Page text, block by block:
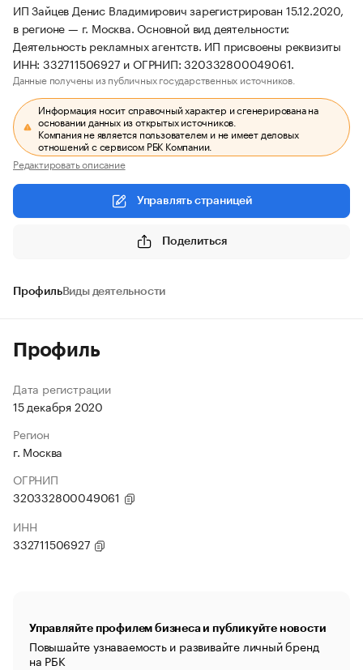
ИП Зайцев Денис Владимирович зарегистрирован 15.12.2020,
в регионе — г. Москва. Основной вид деятельности:
Деятельность рекламных агентств. ИП присвоены реквизиты
ИНН: 332711506927 и ОГРНИП: 320332800049061.
Данные получены из публичных государственных источников.
Информация носит справочный характер и сгенерирована на
основании данных из открытых источников.
Компания не является пользователем и не имеет деловых
отношений с сервисом РБК Компании.
Редактировать описание
Управлять страницей
Поделиться
ПрофильВиды деятельности
Профиль
Дата регистрации
15 декабря 2020
Регион
г. Москва
ОГРНИП
320332800049061
ИНН
332711506927
Управляйте профилем бизнеса и публикуйте новости
Повышайте узнаваемость и развивайте личный бренд
на РБК